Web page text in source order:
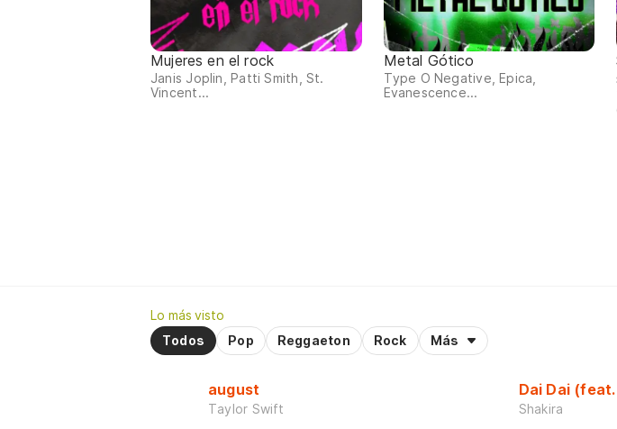
Mujeres en el rock
Janis Joplin, Patti Smith, St.
Vincent...
Metal Gótico
Type O Negative, Epica,
Evanescence...
Lo más visto
Todos
Pop Reggaeton Rock Más
august
Taylor Swift
Dai Dai
Shakira